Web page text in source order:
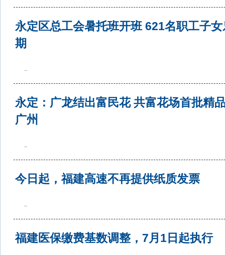
永定区总工会暑托班开班 621名职工子
期
..
永定：广龙结出富民花 共富花场首批精
广州
..
今日起，福建高速不再提供纸质发票
..
福建医保缴费基数调整，7月1日起执行